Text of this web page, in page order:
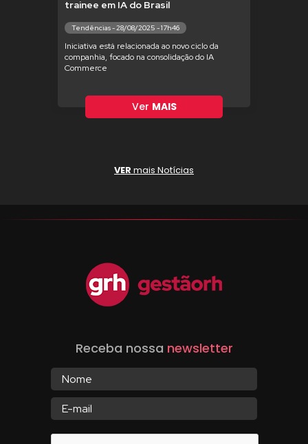
trainee em IA do Brasil
Tendências - 28/08/2025 - 17h46
Iniciativa está relacionada ao novo ciclo da
companhia, focado na consolidação do IA
Commerce
Ver MAIS
VER mais Notícias
Receba nossa newsletter